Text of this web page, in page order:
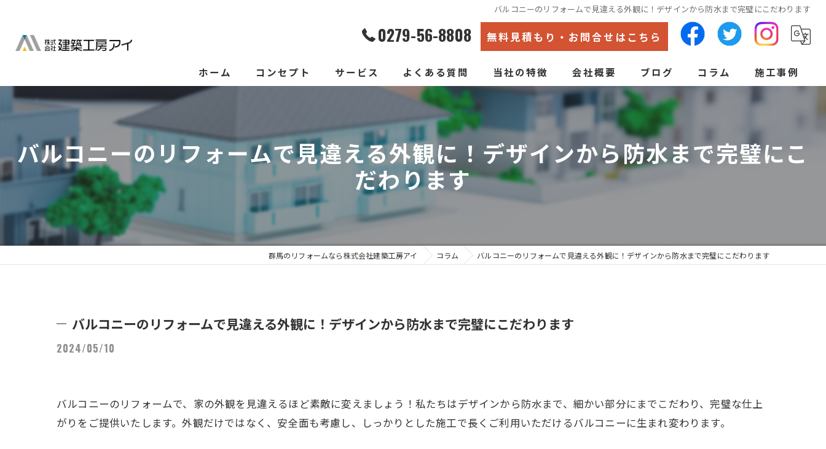
バルコニーのリフォームで見違える外観に！デザインから防水まで完璧にこだわります
0279-56-8808 無料見積もり・お問合せはこちら
ホーム コンセプト サービス
新築そっくりリフォーム
よくある質問 当社の特徴
リノベーション
水回り
断熱
会社概要
代表あいさつ
ブログ コラム 施工事例
バルコニーのリフォームで見違える外観に！デザインから防水まで完璧にこ
だわります
群馬のリフォームなら株式会社建築工房アイ コラム バルコニーのリフォームで見違える外観に！デザインから防水まで完璧にこだわります
バルコニーのリフォームで見違える外観に！デザインから防水まで完璧にこだわります
2024/05/10
バルコニーのリフォームで、家の外観を見違えるほど素敵に変えましょう！私たちはデザインから防水まで、細かい部分にまでこだわり、完璧な仕上
がりをご提供いたします。外観だけではなく、安全面も考慮し、しっかりとした施工で長くご利用いただけるバルコニーに生まれ変わります。